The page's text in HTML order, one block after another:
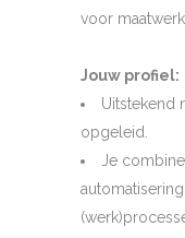
voor maatwerk.
Jouw profiel:
Uitstekend
opgeleid.
Je